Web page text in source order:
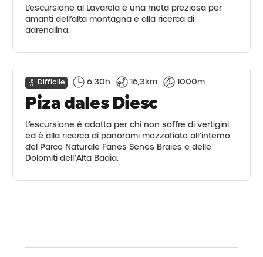
L’escursione al Lavarela è una meta preziosa per
amanti dell’alta montagna e alla ricerca di
adrenalina.
Difficile 6:30h 16,3km 1000m
Piza dales Diesc
L’escursione è adatta per chi non soffre di vertigini
ed è alla ricerca di panorami mozzafiato all’interno
del Parco Naturale Fanes Senes Braies e delle
Dolomiti dell’Alta Badia.